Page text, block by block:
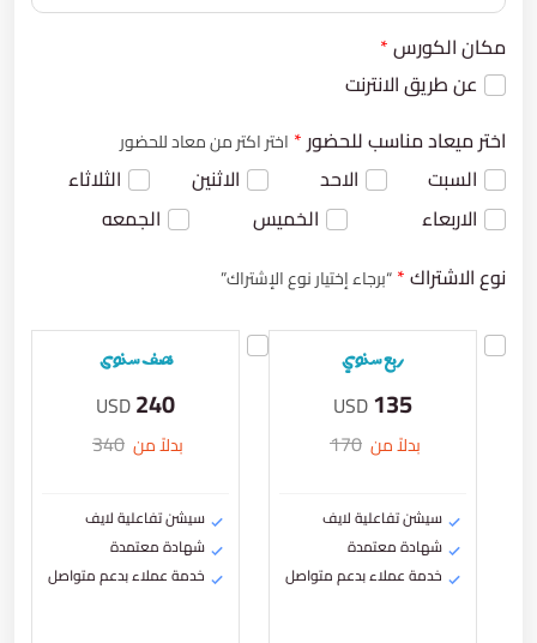
مكان الكورس*
عن طريق الانترنت
اختر ميعاد مناسب للحضور* اختر اكتر من معاد للحضور
السبت الاحد الاثنين
الثلاثاء
الاربعاء
الخميس
الجمعه
نوع الاشتراك*“برجاء إختيار نوع الإشتراك”
ربع سنوي
135
USD
بدلاً من 170
سيشن تفاعلية لايف
شهادة معتمدة
خدمة عملاء بدعم متواصل
نصف سنوى
240
USD
بدلاً من 340
سيشن تفاعلية لايف
شهادة معتمدة
خدمة عملاء بدعم متواصل